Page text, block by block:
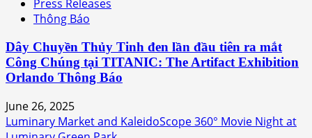
Press Releases
Thông Báo
Dây Chuyền Thủy Tinh đen lần đầu tiên ra mắt
Công Chúng tại TITANIC: The Artifact Exhibition
Orlando Thông Báo
June 26, 2025
Luminary Market and KaleidoScope 360° Movie Night at